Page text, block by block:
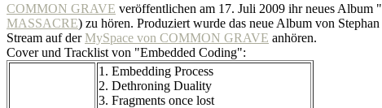
COMMON GRAVE veröffentlichen am 17. Juli 2009 ihr neues Album
MASSACRE) zu hören. Produziert wurde das neue Album von
Stream auf derMySpace von COMMON GRAVE anhören.
Cover und Tracklist von "Embedded Coding":
1. Embedding Process
2. Dethroning Duality
3. Fragments once lost